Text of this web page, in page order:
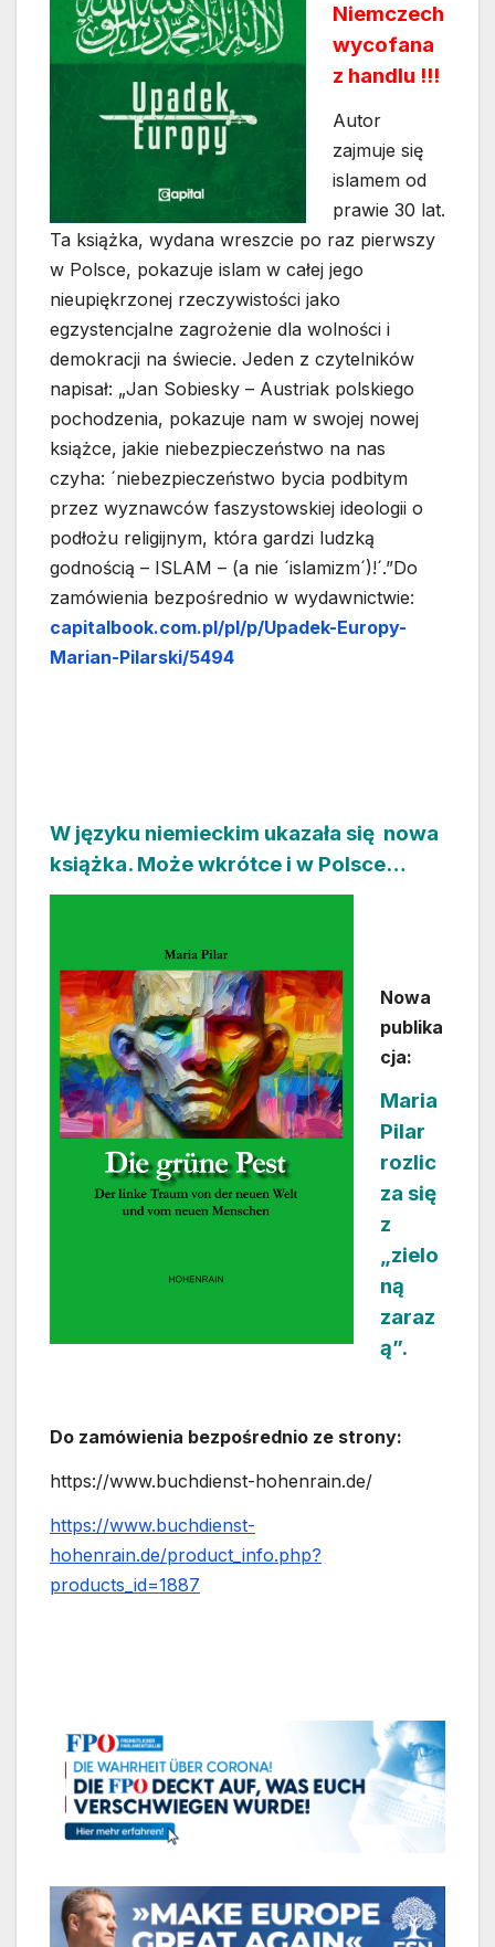
Niemczech
wycofana
z handlu !!!
Autor
zajmuje się
islamem od
prawie 30 lat.
Ta książka, wydana wreszcie po raz pierwszy
w Polsce, pokazuje islam w całej jego
nieupiękrzonej rzeczywistości jako
egzystencjalne zagrożenie dla wolności i
demokracji na świecie. Jeden z czytelników
napisał: „Jan Sobiesky – Austriak polskiego
pochodzenia, pokazuje nam w swojej nowej
książce, jakie niebezpieczeństwo na nas
czyha: ´niebezpieczeństwo bycia podbitym
przez wyznawców faszystowskiej ideologii o
podłożu religijnym, która gardzi ludzką
godnością – ISLAM – (a nie ´islamizm´)!´.”Do
zamówienia bezpośrednio w wydawnictwie:
capitalbook.com.pl/pl/p/Upadek-Europy-
Marian-Pilarski/5494
W języku niemieckim ukazała się nowa
książka. Może wkrótce i w Polsce…
Nowa
publika
cja:
Maria
Pilar
rozlic
za się
z
„zielo
ną
zaraz
ą”.
Do zamówienia bezpośrednio ze strony:
https://www.buchdienst-hohenrain.de/
https://www.buchdienst-
hohenrain.de/product_info.php?
products_id=1887